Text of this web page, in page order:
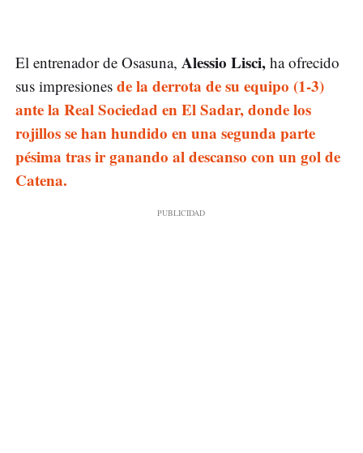
El entrenador de Osasuna, Alessio Lisci, ha ofrecido
sus impresiones de la derrota de su equipo (1-3)
ante la Real Sociedad en El Sadar, donde los
rojillos se han hundido en una segunda parte
pésima tras ir ganando al descanso con un gol de
Catena.